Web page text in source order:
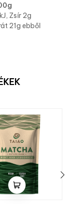
Zsír 2g
21g ebből